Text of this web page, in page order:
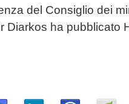
del Consiglio dei
Diarkos ha pubblicato